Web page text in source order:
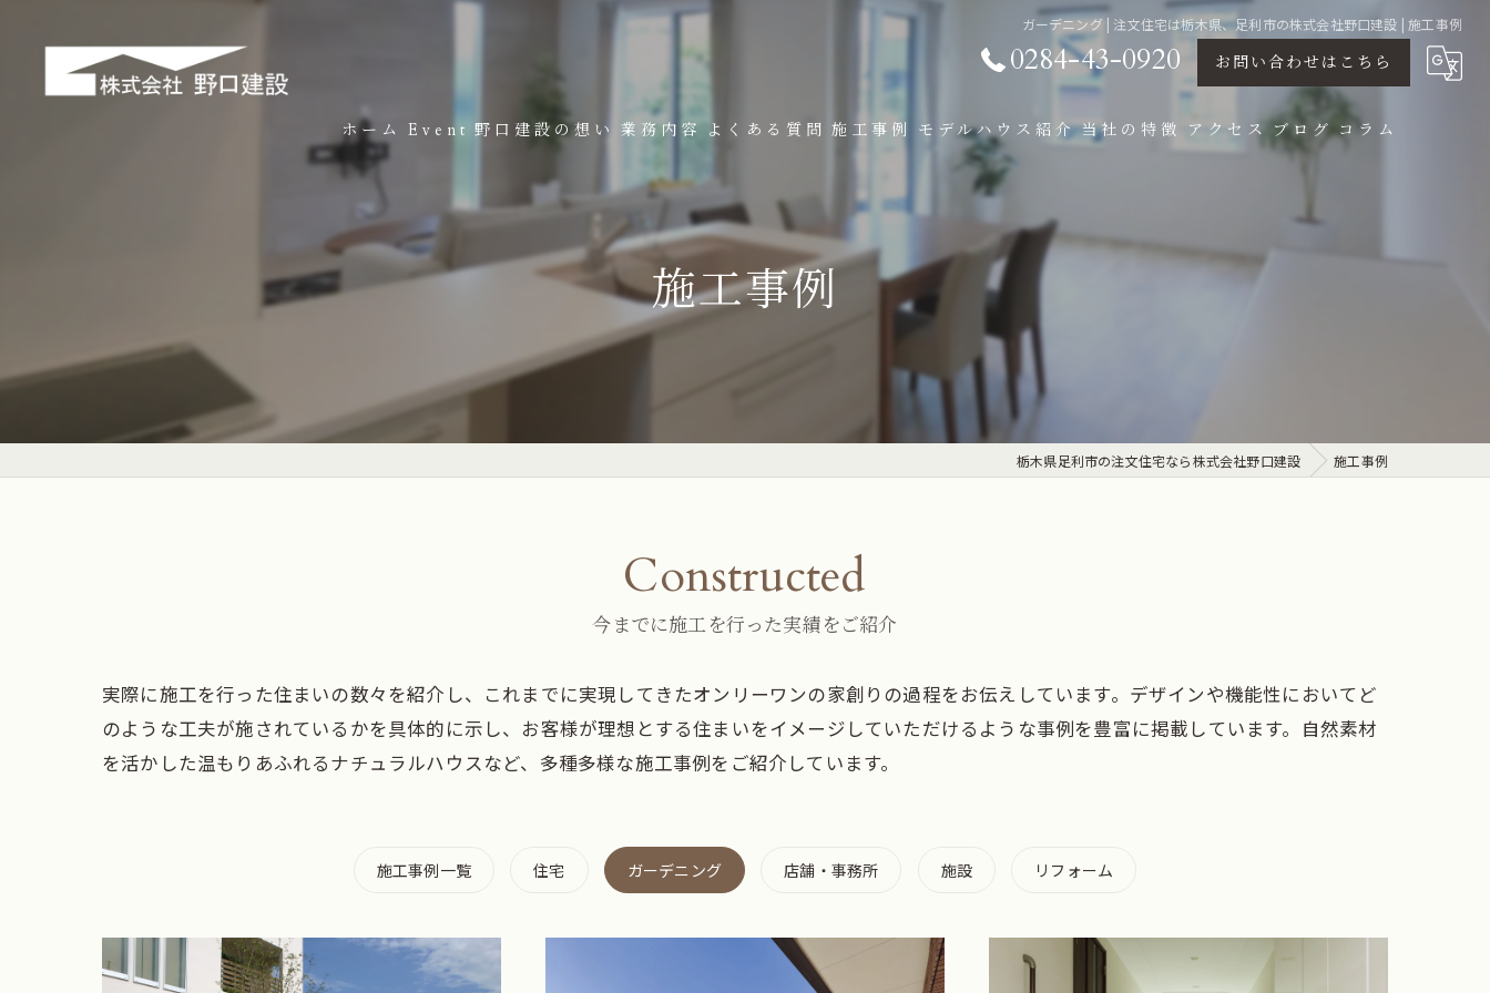
ガーデニング | 注文住宅は栃木県、足利市の株式会社野口建設 | 施工事例
0284-43-0920 お問い合わせはこちら
ホーム Event 野口建設の想い 業務内容 よくある質問 施工事例 モデルハウス紹介 当社の特徴
パッシプデザイン
モデルハウス
アクセス ブログ コラム
施工事例
栃木県足利市の注文住宅なら株式会社野口建設 施工事例
Constructed
今までに施工を行った実績をご紹介
実際に施工を行った住まいの数々を紹介し、これまでに実現してきたオンリーワンの家創りの過程をお伝えしています。デザインや機能性においてど
のような工夫が施されているかを具体的に示し、お客様が理想とする住まいをイメージしていただけるような事例を豊富に掲載しています。自然素材
を活かした温もりあふれるナチュラルハウスなど、多種多様な施工事例をご紹介しています。
施工事例一覧 住宅 ガーデニング 店舗・事務所 施設 リフォーム